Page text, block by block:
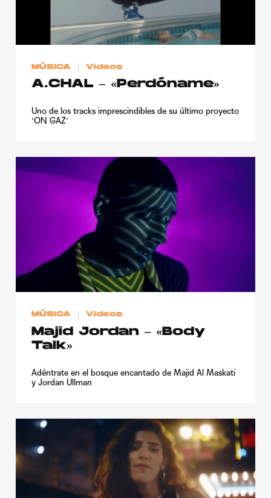
Cover Story
Publicidad
© 2015-2022 UMOMAG. PROPIEDAD DE UMO agency. TODOS LOS
MÚSICA Videos
A.CHAL – «Perdóname»
Uno de los tracks imprescindibles de su último proyecto
'ON GAZ'
MÚSICA Videos
Majid Jordan – «Body
Talk»
Adéntrate en el bosque encantado de Majid Al Maskati
y Jordan Ullman